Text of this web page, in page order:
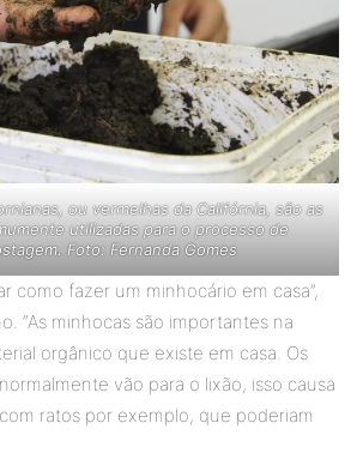
ou vermelhas da Califórnia, são as
utilizadas para o processo de
Foto: Fernanda Gomes
como fazer um minhocário em casa”,
“As minhocas são importantes na
orgânico que existe em casa. Os
vão para o lixão, isso causa
ratos por exemplo, que poderiam